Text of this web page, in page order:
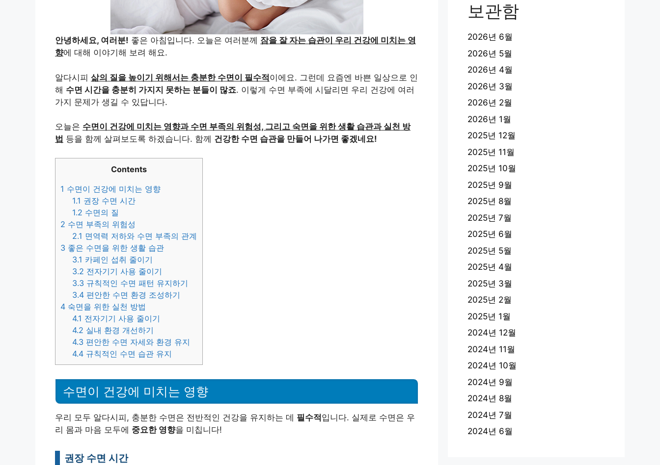
안녕하세요, 여러분! 좋은 아침입니다. 오늘은 여러분께 잠을 잘 자는 습관이 우리 건강에 미치는 영
향에 대해 이야기해 보려 해요.
알다시피 삶의 질을 높이기 위해서는 충분한 수면이 필수적이에요. 그런데 요즘엔 바쁜 일상으로 인
해 수면 시간을 충분히 가지지 못하는 분들이 많죠. 이렇게 수면 부족에 시달리면 우리 건강에 여러
가지 문제가 생길 수 있답니다.
오늘은 수면이 건강에 미치는 영향과 수면 부족의 위험성, 그리고 숙면을 위한 생활 습관과 실천 방
법 등을 함께 살펴보도록 하겠습니다. 함께 건강한 수면 습관을 만들어 나가면 좋겠네요!
Contents
1 수면이 건강에 미치는 영향
1.1 권장 수면 시간
1.2 수면의 질
2 수면 부족의 위험성
2.1 면역력 저하와 수면 부족의 관계
3 좋은 수면을 위한 생활 습관
3.1 카페인 섭취 줄이기
3.2 전자기기 사용 줄이기
3.3 규칙적인 수면 패턴 유지하기
3.4 편안한 수면 환경 조성하기
4 숙면을 위한 실천 방법
4.1 전자기기 사용 줄이기
4.2 실내 환경 개선하기
4.3 편안한 수면 자세와 환경 유지
4.4 규칙적인 수면 습관 유지
수면이 건강에 미치는 영향
우리 모두 알다시피, 충분한 수면은 전반적인 건강을 유지하는 데 필수적 입니다. 실제로 수면은 우
리 몸과 마음 모두에 중요한 영향을 미칩니다!
권장 수면 시간
보관함
2026년 6월
2026년 5월
2026년 4월
2026년 3월
2026년 2월
2026년 1월
2025년 12월
2025년 11월
2025년 10월
2025년 9월
2025년 8월
2025년 7월
2025년 6월
2025년 5월
2025년 4월
2025년 3월
2025년 2월
2025년 1월
2024년 12월
2024년 11월
2024년 10월
2024년 9월
2024년 8월
2024년 7월
2024년 6월